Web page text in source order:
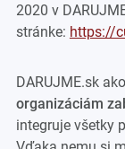
2020 v
stránke: https://
DARUJME.sk ako
organizáciám
integruje všetky